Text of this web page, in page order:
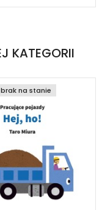
KATEGORII
na stanie